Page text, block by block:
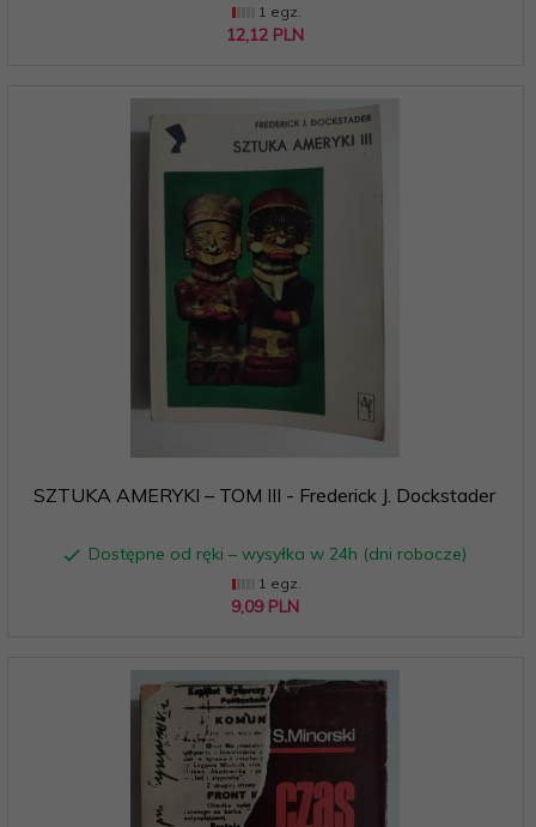
1 egz.
12,12 PLN
SZTUKA AMERYKI – TOM III - Frederick J. Dockstader
Dostępne od ręki – wysyłka w 24h (dni robocze)
1 egz.
9,09 PLN